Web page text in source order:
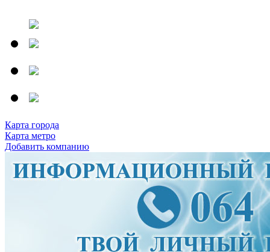
Карта города
Карта метро
Добавить компанию